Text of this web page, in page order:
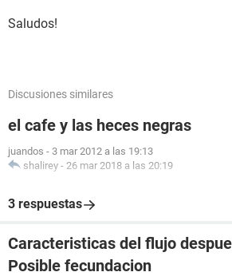
Saludos!
Discusiones similares
el cafe y las heces negras
juandos - 3 mar 2012 a las 19:13
shalirey - 26 mar 2018 a las 20:19
3 respuestas
Caracteristicas del flujo
Posible fecundacion